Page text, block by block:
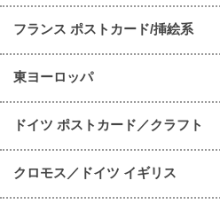
フランス ポストカード/挿絵系
東ヨーロッパ
ドイツ ポストカード／クラフト
クロモス／ドイツ イギリス